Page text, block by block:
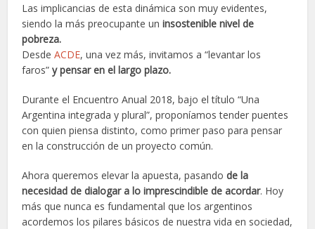
Las implicancias de esta dinámica son muy evidentes,
siendo la más preocupante uninsostenible nivel de
pobreza.
DesdeACDE, una vez más, invitamos a “levantar los
faros”y pensar en el largo plazo.
Durante el Encuentro Anual 2018, bajo el título “Una
Argentina integrada y plural”, proponíamos tender puentes
con quien piensa distinto, como primer paso para pensar
en la construcción de un proyecto común.
Ahora queremos elevar la apuesta, pasandode la
necesidad de dialogar a lo imprescindible de acordar. Hoy
más que nunca es fundamental que los argentinos
acordemos los pilares básicos de nuestra vida en sociedad,